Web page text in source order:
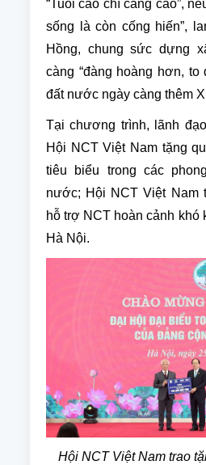
“Tuổi cao chí càng cao”,
sống là còn cống hiến”,
Hồng, chung sức dựng
càng “đàng hoàng hơn, to
đất nước ngày càng thêm
Tại chương trình, lãnh
Hội NCT Việt Nam tặng
tiêu biểu trong các
nước; Hội NCT Việt Nam
hỗ trợ NCT hoàn cảnh khó
Hà Nội.
Hội NCT Việt Nam trao